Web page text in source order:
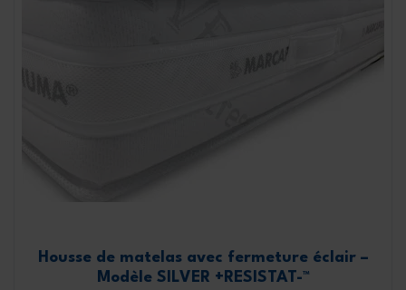
Housse de matelas avec fermeture éclair –
Modèle SILVER +RESISTAT-™